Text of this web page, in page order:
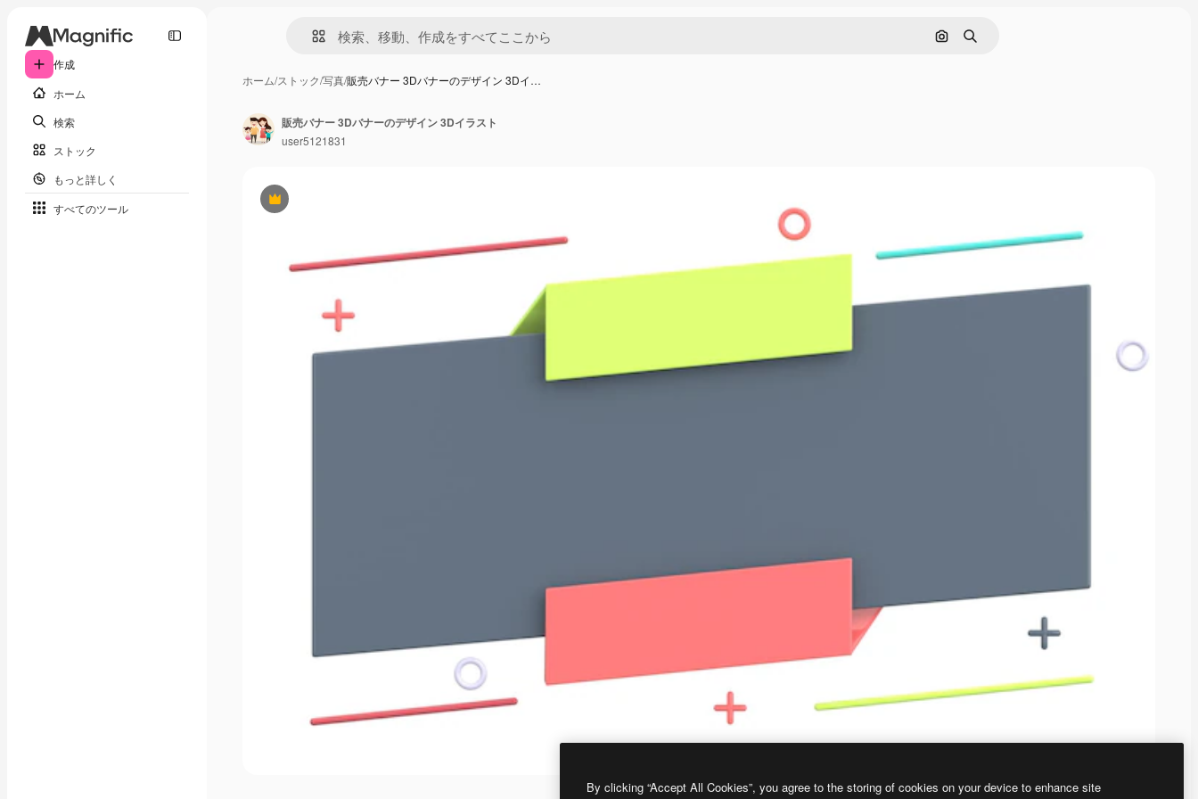
作成
ホーム
検索
ストック
もっと詳しく
すべてのツール
画像で検索
検索
ホーム/ストック/写真/販売バナー 3Dバナーのデザイン 3Dイ…
Premium
販売バナー 3Dバナーのデザイン 3Dイラスト
user5121831
By clicking “Accept All Cookies”, you agree to the storing of cookies on your device to enhance site